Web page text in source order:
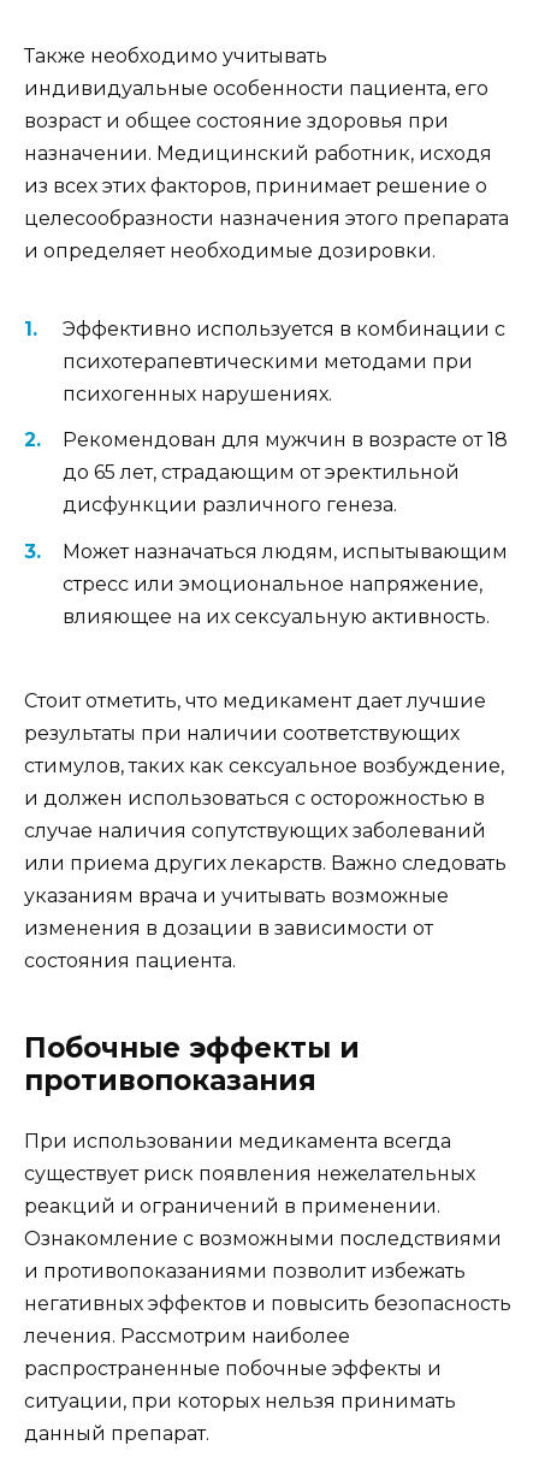
Также необходимо учитывать
индивидуальные особенности пациента, его
возраст и общее состояние здоровья при
назначении. Медицинский работник, исходя
из всех этих факторов, принимает решение о
целесообразности назначения этого препарата
и определяет необходимые дозировки.
Эффективно используется в комбинации с
психотерапевтическими методами при
психогенных нарушениях.
Рекомендован для мужчин в возрасте от 18
до 65 лет, страдающим от эректильной
дисфункции различного генеза.
Может назначаться людям, испытывающим
стресс или эмоциональное напряжение,
влияющее на их сексуальную активность.
Стоит отметить, что медикамент дает лучшие
результаты при наличии соответствующих
стимулов, таких как сексуальное возбуждение,
и должен использоваться с осторожностью в
случае наличия сопутствующих заболеваний
или приема других лекарств. Важно следовать
указаниям врача и учитывать возможные
изменения в дозации в зависимости от
состояния пациента.
Побочные эффекты и
противопоказания
При использовании медикамента всегда
существует риск появления нежелательных
реакций и ограничений в применении.
Ознакомление с возможными последствиями
и противопоказаниями позволит избежать
негативных эффектов и повысить безопасность
лечения. Рассмотрим наиболее
распространенные побочные эффекты и
ситуации, при которых нельзя принимать
данный препарат.